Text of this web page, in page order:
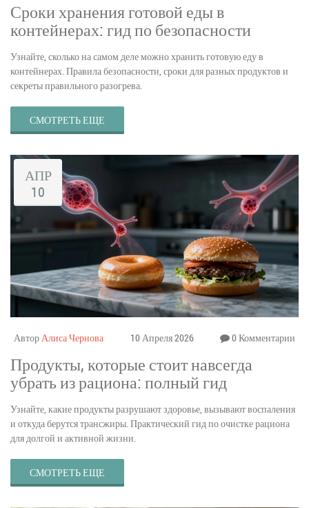
Сроки хранения готовой еды в
контейнерах: гид по безопасности
Узнайте, сколько на самом деле можно хранить готовую еду в
контейнерах. Правила безопасности, сроки для разных продуктов и
секреты правильного разогрева.
СМОТРЕТЬ ЕЩЕ
АПР
10
АвторАлиса Чернова 10 Апреля 2026 0 Комментарии
Продукты, которые стоит навсегда
убрать из рациона: полный гид
Узнайте, какие продукты разрушают здоровье, вызывают воспаления
и откуда берутся трансжиры. Практический гид по очистке рациона
для долгой и активной жизни.
СМОТРЕТЬ ЕЩЕ